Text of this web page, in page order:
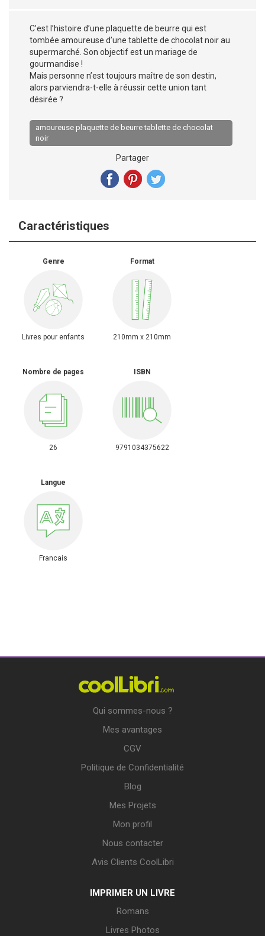
C’est l’histoire d’une plaquette de beurre qui est
tombée amoureuse d’une tablette de chocolat noir au
supermarché. Son objectif est un mariage de
gourmandise !
Mais personne n’est toujours maître de son destin,
alors parviendra-t-elle à réussir cette union tant
désirée ?
amoureuse plaquette de beurre tablette de chocolat
noir
Partager
Caractéristiques
Genre
Livres pour enfants
Format
210mm x 210mm
Nombre de pages
26
ISBN
9791034375622
Langue
Francais
Qui sommes-nous ?
Mes avantages
CGV
Politique de Confidentialité
Blog
Mes Projets
Mon profil
Nous contacter
Avis Clients CoolLibri
IMPRIMER UN LIVRE
Romans
Livres Photos